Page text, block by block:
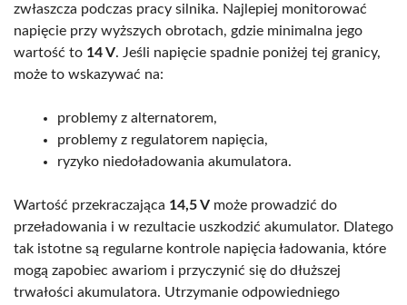
zwłaszcza podczas pracy silnika. Najlepiej monitorować
napięcie przy wyższych obrotach, gdzie minimalna jego
wartość to 14 V. Jeśli napięcie spadnie poniżej tej granicy,
może to wskazywać na:
problemy z alternatorem,
problemy z regulatorem napięcia,
ryzyko niedoładowania akumulatora.
Wartość przekraczająca 14,5 V może prowadzić do
przeładowania i w rezultacie uszkodzić akumulator. Dlatego
tak istotne są regularne kontrole napięcia ładowania, które
mogą zapobiec awariom i przyczynić się do dłuższej
trwałości akumulatora. Utrzymanie odpowiedniego